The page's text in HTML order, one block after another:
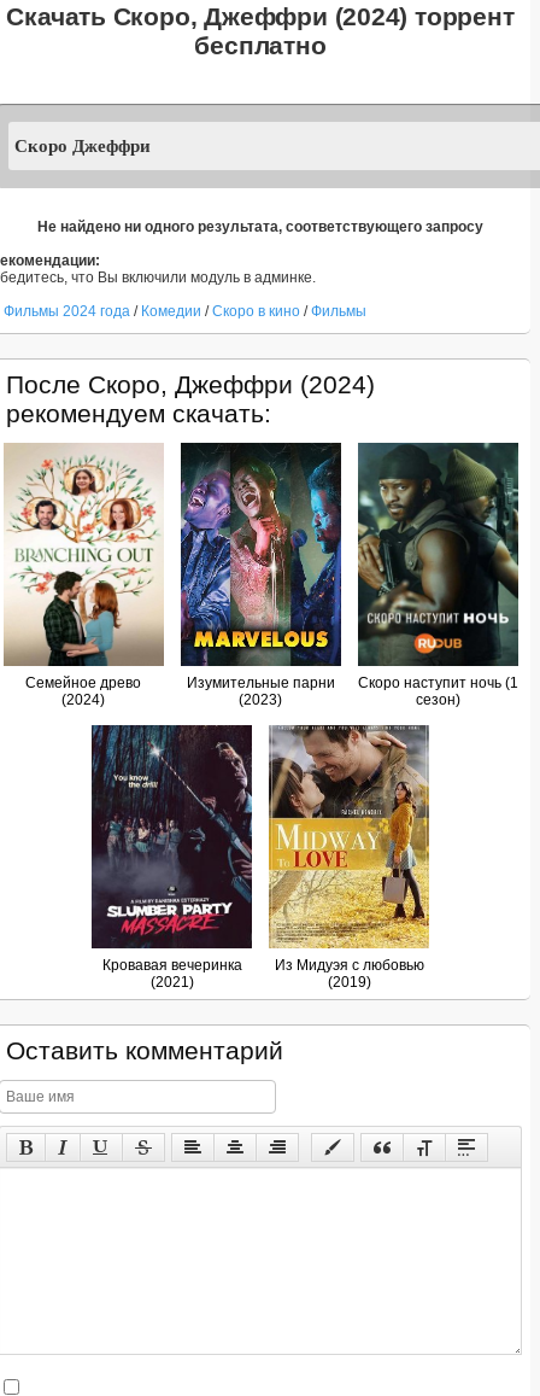
Скачать Скоро, Джеффри (2024) торрент
бесплатно
Не найдено ни одного результата, соответствующего запросу
что Вы включили модуль в админке.
Фильмы 2024 года / Комедии /Скоро в кино /Фильмы
После Скоро, Джеффри (2024)
рекомендуем скачать:
Семейное древо
(2024)
Изумительные парни
(2023)
Скоро наступит ночь (1
сезон)
Кровавая вечеринка
(2021)
Из Мидуэя с любовью
(2019)
Оставить комментарий